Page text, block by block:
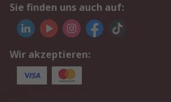
Sie finden uns auch auf:
Wir akzeptieren: